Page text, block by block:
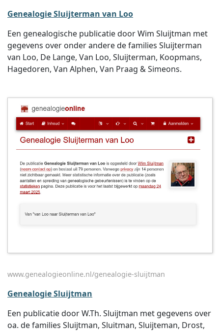
Genealogie Sluijterman van Loo
Een genealogische publicatie door Wim Sluijtman met
gegevens over onder andere de families Sluijterman
van Loo, De Lange, Van Loo, Sluijterman, Koopmans,
Hagedoren, Van Alphen, Van Praag & Simeons.
www.genealogieonline.nl/genealogie-sluijtman
Genealogie Sluijtman
Een publicatie door W.Th. Sluijtman met gegevens over
oa. de families Sluijtman, Sluitman, Sluijteman, Drost,